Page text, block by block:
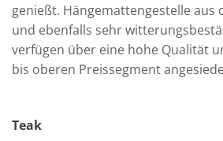
genießt. Hängemattengestelle
und ebenfalls sehr
verfügen über eine hohe Qualität
bis oberen Preissegment
Teak